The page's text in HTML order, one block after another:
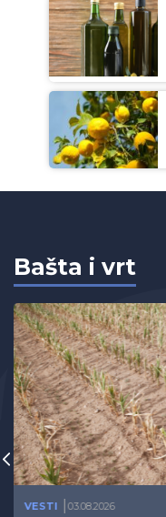
Bašta i vrt
VESTI 03.08.2026